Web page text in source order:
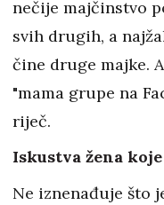
nečije majčinstvo
svih drugih, a
čine druge majke.
"mama grupe na
riječ.
Iskustva žena
Ne iznenađuje što